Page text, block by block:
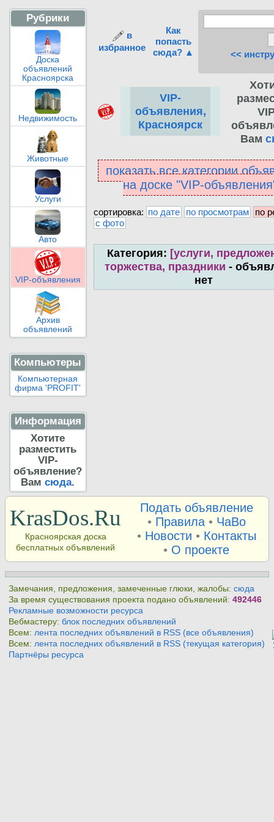
Рубрики
Доска
объявлений
Красноярска
Недвижимость
Животные
Услуги
Авто
VIP-объявления
Архив
объявлений
Компьютеры
Компьютерная
фирма 'PROFIT'
Информация
Хотите
разместить
VIP-
объявление?
Вамсюда.
в
избранное
Как
попасть
сюда? ▲
<<
VIP-
объявления,
Красноярск
Вам
показать все категории
на доске "VIP-
сортировка: по дате по просмотрам
по
с фото
Категория: [услуги,
торжества, праздники -
нет
KrasDos.Ru
Красноярская доска
бесплатных объявлений
Подать объявление
• Правила• ЧаВо
• Новости • Контакты
• О проекте
Замечания, предложения, замеченные глюки, жалобы:сюда
За время существования проекта подано объявлений:492446
Рекламные возможности ресурса
Вебмастеру:блок последних объявлений
Всем: лента последних объявлений в RSS (все объявления)
Всем: лента последних объявлений в RSS (текущая категория)
Партнёры ресурса